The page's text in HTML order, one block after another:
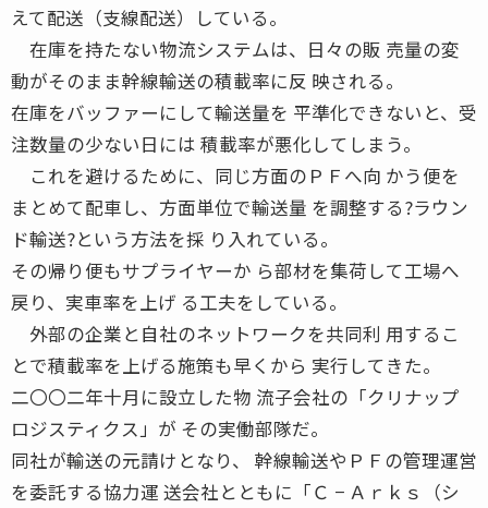
えて配送（支線配送）している。
在庫を持たない物流システムは、日々の販 売量の変
動がそのまま幹線輸送の積載率に反 映される。
在庫をバッファーにして輸送量を 平準化できないと、受
注数量の少ない日には 積載率が悪化してしまう。
これを避けるために、同じ方面のＰＦへ向 かう便を
まとめて配車し、方面単位で輸送量 を調整する?ラウン
ド輸送?という方法を採 り入れている。
その帰り便もサプライヤーか ら部材を集荷して工場へ
戻り、実車率を上げ る工夫をしている。
外部の企業と自社のネットワークを共同利 用するこ
とで積載率を上げる施策も早くから 実行してきた。
二〇〇二年十月に設立した物 流子会社の「クリナップ
ロジスティクス」が その実働部隊だ。
同社が輸送の元請けとなり、 幹線輸送やＰＦの管理運営
を委託する協力運 送会社とともに「Ｃ − Ａｒｋｓ（シ